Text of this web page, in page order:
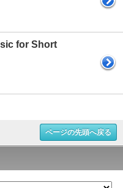
for Short
ページの先頭へ戻る